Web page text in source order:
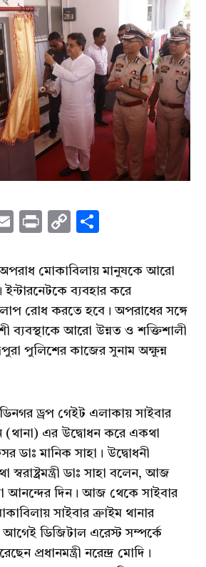
EmailPrintCopy
মোকাবিলায় মানুষকে আরো
ব্যবহার করে
রোধ করতে হবে। অপরাধের সঙ্গে
ব্যবস্থাকে আরো উন্নত ও শক্তিশালী
পুলিশের কাজের সুনাম অক্ষুন্ন
ড্রপ গেইট এলাকায় সাইবার
(থানা) এর উদ্বোধন করে একথা
ডাঃ মানিক সাহা। উদ্বোধনী
স্বরাষ্ট্রমন্ত্রী ডাঃ সাহা বলেন, আজ
আনন্দের দিন। আজ থেকে সাইবার
সাইবার ক্রাইম থানার
ডিজিটাল এরেস্ট সম্পর্কে
প্রধানমন্ত্রী নরেন্দ্র মোদি।